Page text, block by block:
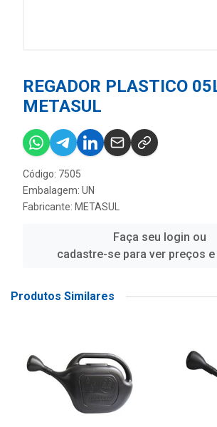
REGADOR PLASTICO
METASUL
Código: 7505
Embalagem: UN
Fabricante: METASUL
Faça seu login ou
cadastre-se para ver preços
Produtos Similares